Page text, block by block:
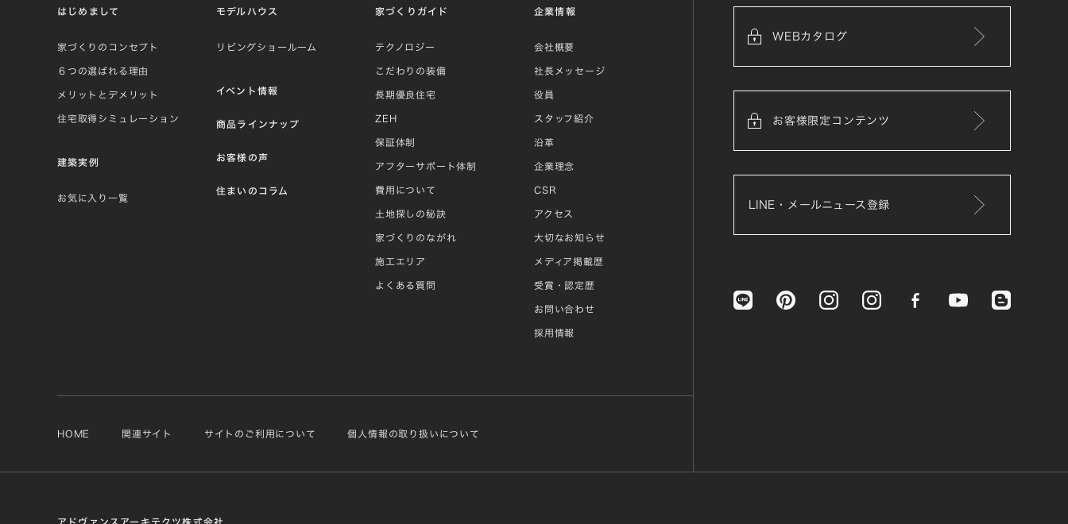
はじめまして
家づくりのコンセプト
６つの選ばれる理由
メリットとデメリット
住宅取得シミュレーション
建築実例
お気に入り一覧
モデルハウス
リビングショールーム
イベント情報
商品ラインナップ
お客様の声
住まいのコラム
家づくりガイド
テクノロジー
こだわりの装備
長期優良住宅
ZEH
保証体制
アフターサポート体制
費用について
土地探しの秘訣
家づくりのながれ
施工エリア
よくある質問
企業情報
会社概要
社長メッセージ
役員
スタッフ紹介
沿革
企業理念
CSR
アクセス
大切なお知らせ
メディア掲載歴
受賞・認定歴
お問い合わせ
採用情報
HOME 関連サイト サイトのご利用について 個人情報の取り扱いについて
WEBカタログ
お客様限定コンテンツ
LINE・メールニュース登録
アドヴァンスアーキテクツ株式会社